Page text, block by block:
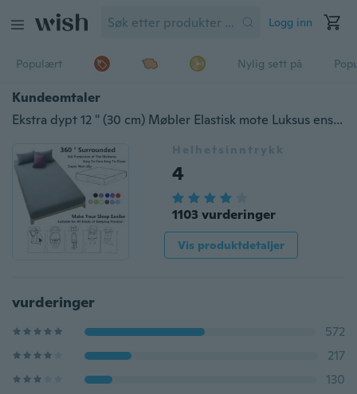
Logg inn
Populært Nylig sett på
Kundeomtaler
Ekstra dypt 12 '' (30 cm) Møbler Elastisk mote Luksus ensfarget utstyrt ark Sengeteppe Sengetøy Elastisk madrassdekke Sengeteppestørrelser fulle / dronning / konge
Helhetsinntrykk
4
1103 vurderinger
Vis produktdetaljer
vurderinger
572
217
130